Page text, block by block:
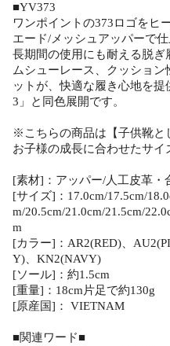
■YV373
ワンポイントの373ロゴをヒ
エード/メッシュアッパーで仕
長期間の使用にも耐える脱
ムシューレース、クッショ
ットが、快適な履き心地を
3」と同色展開です。
※こちらの商品は【子供靴と
お子様の成長に合わせたサイ
[素材]：アッパー/人工皮革・
[サイズ]：17.0cm/17.5cm/
m/20.5cm/21.0cm/21.5cm/
m
[カラー]：AR2(RED)、
Y)、KN2(NAVY)
[ソール]：約1.5cm
[重量]：18cm片足で約130g
[原産国]： VIETNAM
■関連ワード■